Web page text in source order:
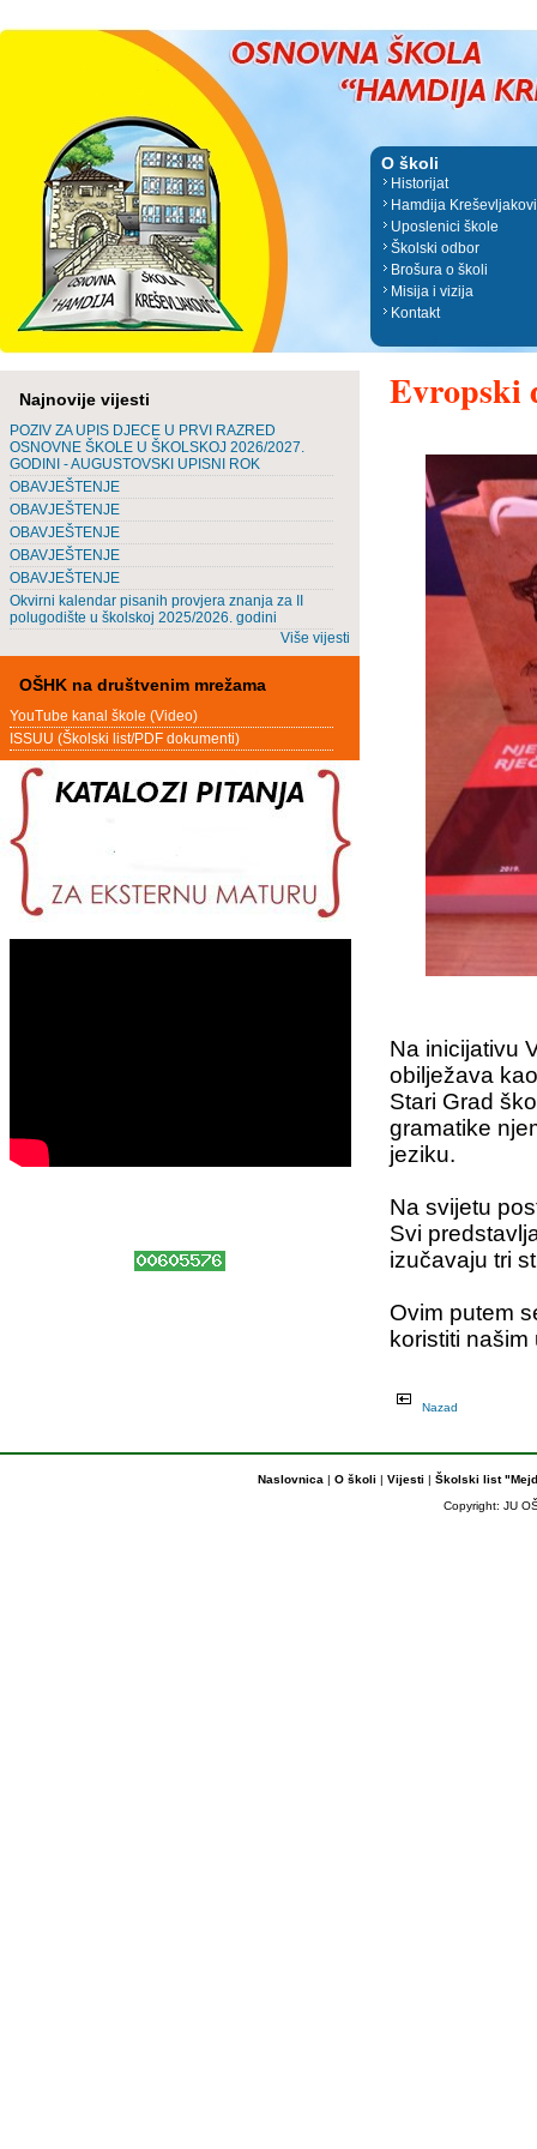
O školi
Historijat
Hamdija
Uposlenici škole
Školski odbor
Brošura o školi
Misija i vizija
Kontakt
Najnovije vijesti
POZIV ZA UPIS DJECE U PRVI RAZRED
OSNOVNE ŠKOLE U ŠKOLSKOJ 2026/2027.
GODINI - AUGUSTOVSKI UPISNI ROK
OBAVJEŠTENJE
OBAVJEŠTENJE
OBAVJEŠTENJE
OBAVJEŠTENJE
OBAVJEŠTENJE
Okvirni kalendar pisanih provjera znanja za II
polugodište u školskoj 2025/2026. godini
Više vijesti
OŠHK na društvenim mrežama
YouTube kanal škole (Video)
ISSUU (Školski list/PDF dokumenti)
Evropski
Na inicijativu
obilježava
Stari Grad
gramatike
jeziku.
Na svijetu
Svi
izučavaju tri
Ovim putem
koristiti
Nazad
Naslovnica | O školi | Vijesti | Školski list
Copyright: JU